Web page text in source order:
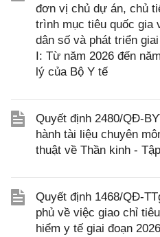
đơn vị chủ dự án, chủ
trình mục tiêu quốc gia
dân số và phát triển
I: Từ năm 2026 đến
lý của Bộ Y tế
Quyết định 2480/QĐ-
hành tài liệu chuyên
thuật về Thần kinh -
Quyết định 1468/QĐ-
phủ về việc giao chỉ
hiểm y tế giai đoạn